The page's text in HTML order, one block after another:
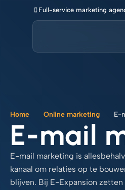
Full-service marketing
Home Online marketing E-
E-mail
E-mail marketing is
kanaal om relaties op te
blijven. Bij E-Expansion